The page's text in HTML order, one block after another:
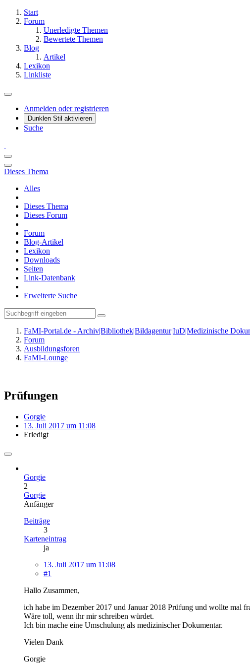
Start
Forum
Unerledigte Themen
Bewertete Themen
Blog
Artikel
Lexikon
Linkliste
Anmelden oder registrieren
Dunklen Stil aktivieren
Suche
Dieses Thema
Alles
Dieses Thema
Dieses Forum
Forum
Blog-Artikel
Lexikon
Downloads
Seiten
Link-Datenbank
Erweiterte Suche
FaMI-Portal.de - Archiv|Bibliothek|Bildagentur|IuD|Medizinische
Forum
Ausbildungsforen
FaMI-Lounge
Prüfungen
Gorgie
13. Juli 2017 um 11:08
Erledigt
Gorgie
2
Gorgie
Anfänger
Beiträge
3
Karteneintrag
ja
13. Juli 2017 um 11:08
#1
Hallo Zusammen,
ich habe im Dezember 2017 und Januar 2018 Prüfung und wollte mal
Wäre toll, wenn ihr mir schreiben würdet.
Ich bin mache eine Umschulung als medizinischer Dokumentar.
Vielen Dank
Gorgie